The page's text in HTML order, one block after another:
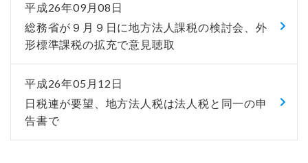
平成26年09月08日
総務省が９月９日に地方法人課税の検討会、外
形標準課税の拡充で意見聴取
平成26年05月12日
日税連が要望、地方法人税は法人税と同一の申
告書で